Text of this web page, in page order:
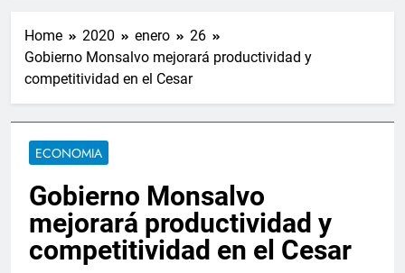
nuevos cupos de crédito
2 Años Ago
ampliar beneficios de las becas Fedescesar
para el combate de incendios en Colombia
y Jesús Vides
que abusó sexualmente de niña de 13 años
Ernesto Orozco arregló las vías en
Home 2020 enero
26
Gobierno Monsalvo mejorará productividad y
competitividad en el Cesar
ECONOMIA
Gobierno Monsalvo
mejorará productividad y
competitividad en el Cesar